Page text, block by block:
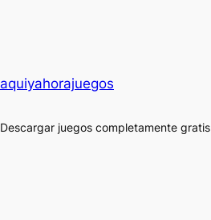
aquiyahorajuegos
Descargar juegos completamente gratis